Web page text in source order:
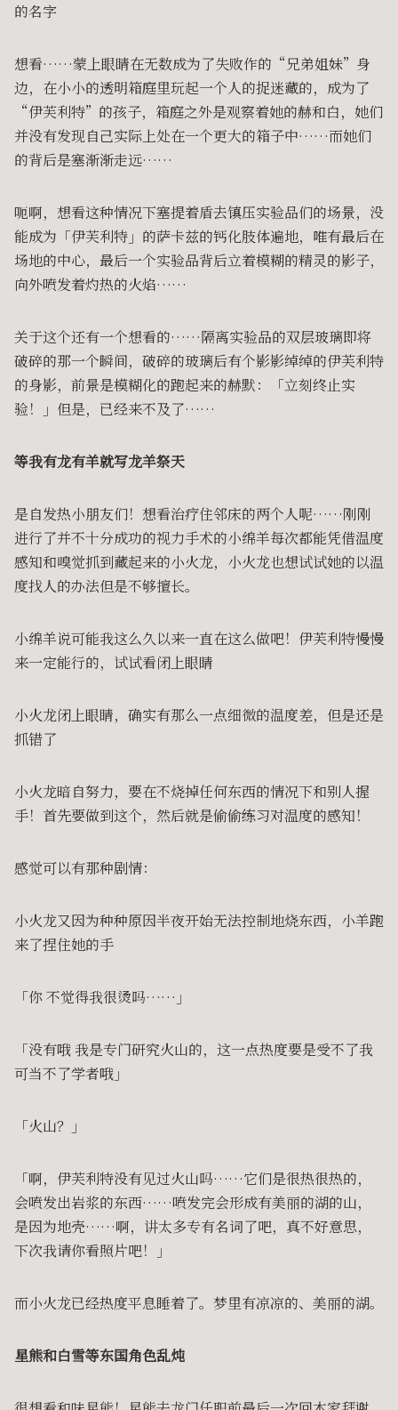
的名字
想看……蒙上眼睛在无数成为了失败作的“兄弟姐妹”身
边，在小小的透明箱庭里玩起一个人的捉迷藏的，成为了
“伊芙利特”的孩子，箱庭之外是观察着她的赫和白，她们
并没有发现自己实际上处在一个更大的箱子中……而她们
的背后是塞渐渐走远……
呃啊，想看这种情况下塞提着盾去镇压实验品们的场景，没
能成为「伊芙利特」的萨卡兹的钙化肢体遍地，唯有最后在
场地的中心，最后一个实验品背后立着模糊的精灵的影子，
向外喷发着灼热的火焰……
关于这个还有一个想看的……隔离实验品的双层玻璃即将
破碎的那一个瞬间，破碎的玻璃后有个影影绰绰的伊芙利特
的身影，前景是模糊化的跑起来的赫默：「立刻终止实
验！」但是，已经来不及了……
等我有龙有羊就写龙羊祭天
是自发热小朋友们！想看治疗住邻床的两个人呢……刚刚
进行了并不十分成功的视力手术的小绵羊每次都能凭借温度
感知和嗅觉抓到藏起来的小火龙，小火龙也想试试她的以温
度找人的办法但是不够擅长。
小绵羊说可能我这么久以来一直在这么做吧！伊芙利特慢慢
来一定能行的，试试看闭上眼睛
小火龙闭上眼睛，确实有那么一点细微的温度差，但是还是
抓错了
小火龙暗自努力，要在不烧掉任何东西的情况下和别人握
手！首先要做到这个，然后就是偷偷练习对温度的感知！
感觉可以有那种剧情：
小火龙又因为种种原因半夜开始无法控制地烧东西，小羊跑
来了捏住她的手
「你 不觉得我很烫吗……」
「没有哦 我是专门研究火山的，这一点热度要是受不了我
可当不了学者哦」
「火山？」
「啊，伊芙利特没有见过火山吗……它们是很热很热的，
会喷发出岩浆的东西……喷发完会形成有美丽的湖的山，
是因为地壳……啊，讲太多专有名词了吧，真不好意思，
下次我请你看照片吧！」
而小火龙已经热度平息睡着了。梦里有凉凉的、美丽的湖。
星熊和白雪等东国角色乱炖